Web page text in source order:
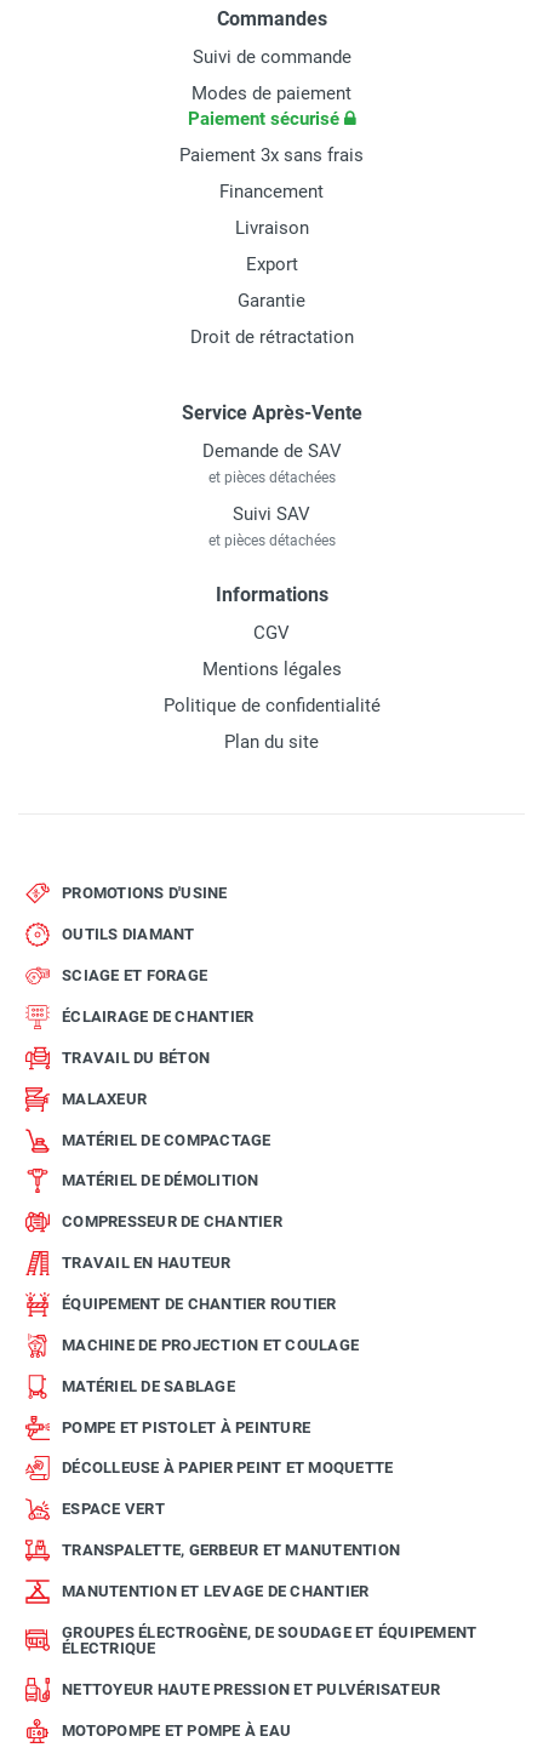
Commandes
Suivi de commande
Modes de paiement
Paiement sécurisé
Paiement 3x sans frais
Financement
Livraison
Export
Garantie
Droit de rétractation
Service Après-Vente
Demande de SAV
et pièces détachées
Suivi SAV
et pièces détachées
Informations
CGV
Mentions légales
Politique de confidentialité
Plan du site
PROMOTIONS D'USINE
OUTILS DIAMANT
SCIAGE ET FORAGE
ÉCLAIRAGE DE CHANTIER
TRAVAIL DU BÉTON
MALAXEUR
MATÉRIEL DE COMPACTAGE
MATÉRIEL DE DÉMOLITION
COMPRESSEUR DE CHANTIER
TRAVAIL EN HAUTEUR
ÉQUIPEMENT DE CHANTIER ROUTIER
MACHINE DE PROJECTION ET COULAGE
MATÉRIEL DE SABLAGE
POMPE ET PISTOLET À PEINTURE
DÉCOLLEUSE À PAPIER PEINT ET MOQUETTE
ESPACE VERT
TRANSPALETTE, GERBEUR ET MANUTENTION
MANUTENTION ET LEVAGE DE CHANTIER
GROUPES ÉLECTROGÈNE, DE SOUDAGE ET ÉQUIPEMENT
ÉLECTRIQUE
NETTOYEUR HAUTE PRESSION ET PULVÉRISATEUR
MOTOPOMPE ET POMPE À EAU